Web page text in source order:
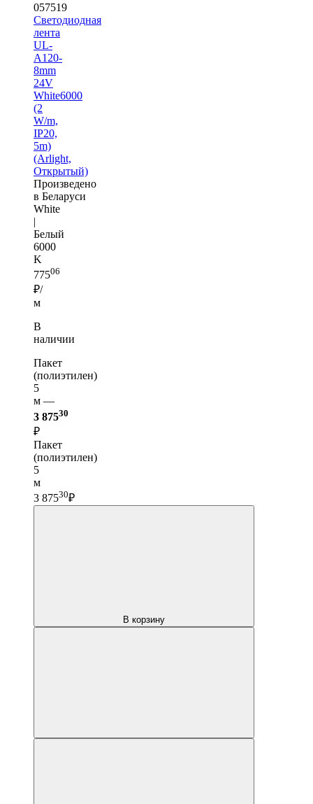
057519
Светодиодная
лента
UL-
A120-
8mm
24V
White6000
(2
W/m,
IP20,
5m)
(Arlight,
Открытый)
Произведено
в Беларуси
White
|
Белый
6000
K
77506
₽/
м
В
наличии
Пакет
(полиэтилен)
5
м —
3 87530
₽
Пакет
(полиэтилен)
5
м
3 87530₽
В корзину